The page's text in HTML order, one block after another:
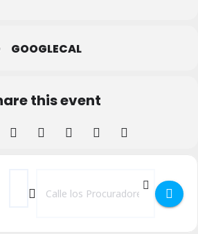
GOOGLECAL
this event
Address - Recicontado con David
Destination Address -